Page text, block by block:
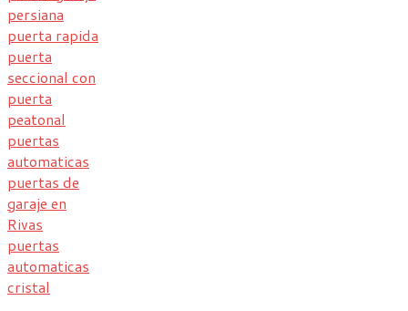
persiana
puerta rapida
puerta
seccional con
puerta
peatonal
puertas
automaticas
puertas de
garaje en
Rivas
puertas
automaticas
cristal